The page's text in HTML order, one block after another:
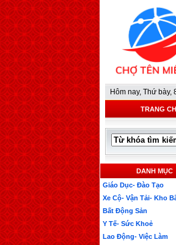
Hôm nay, Thứ bày,
TRANG
DANH MỤC
Giáo Dục- Đào Tạo
Xe Cộ- Vận Tải- Kho
Bất Động Sản
Y Tế- Sức Khoẻ
Lao Động- Việc Làm